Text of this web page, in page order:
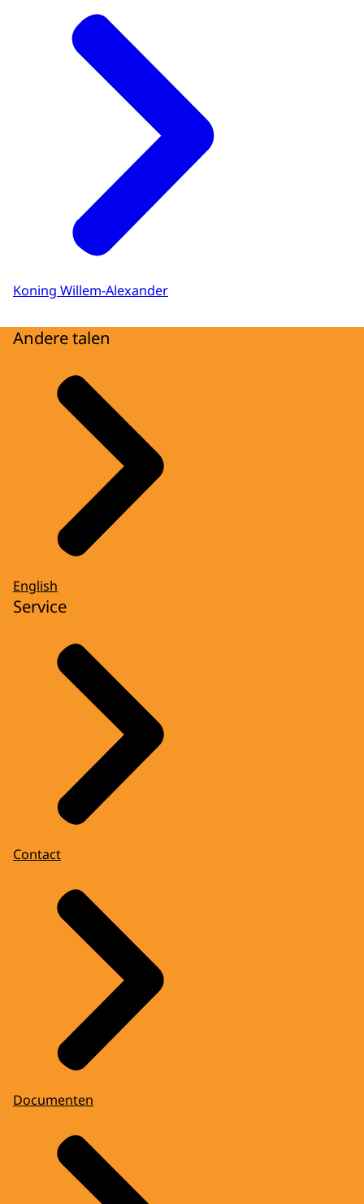
Koning Willem-Alexander
Andere talen
English
Service
Contact
Documenten